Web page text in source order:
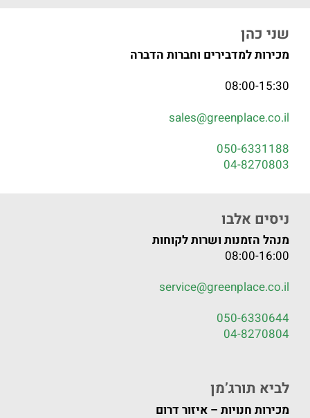
שני כהן
מכירות למדבירים וחברות הדברה
08:00-15:30
sales@greenplace.co.il
050-6331188
04-8270803
ניסים אלבו
מנהל הזמנות ושרות לקוחות
08:00-16:00
service@greenplace.co.il
050-6330644
04-8270804
לביא תורג’מן
מכירות חנויות – איזור דרום